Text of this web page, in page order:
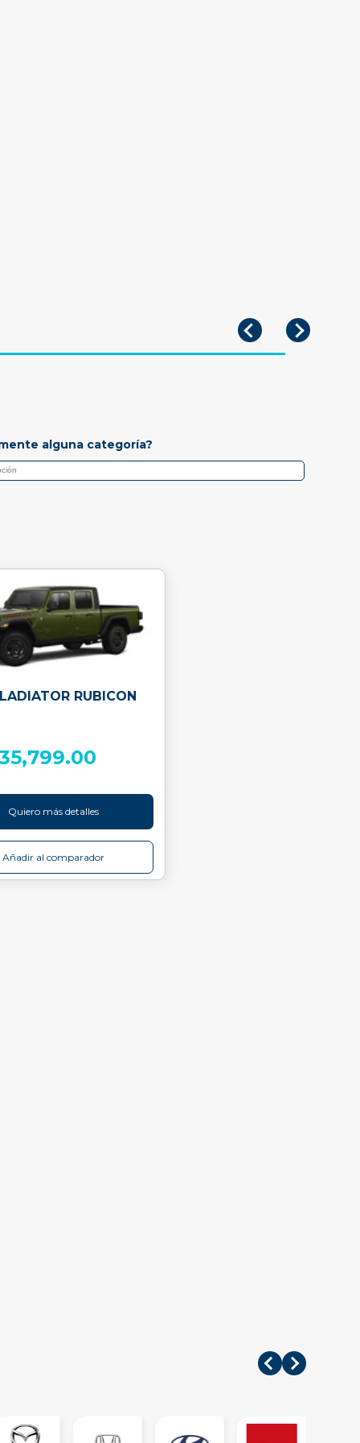
alguna categoría?
RUBICON
Quiero más detalles
Añadir al comparador